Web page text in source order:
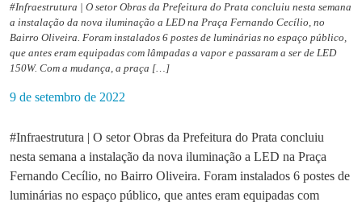
#Infraestrutura | O setor Obras da Prefeitura do Prata concluiu nesta semana
a instalação da nova iluminação a LED na Praça Fernando Cecílio, no
Bairro Oliveira. Foram instalados 6 postes de luminárias no espaço público,
que antes eram equipadas com lâmpadas a vapor e passaram a ser de LED
150W. Com a mudança, a praça […]
9 de setembro de 2022
#Infraestrutura | O setor Obras da Prefeitura do Prata concluiu
nesta semana a instalação da nova iluminação a LED na Praça
Fernando Cecílio, no Bairro Oliveira. Foram instalados 6 postes de
luminárias no espaço público, que antes eram equipadas com